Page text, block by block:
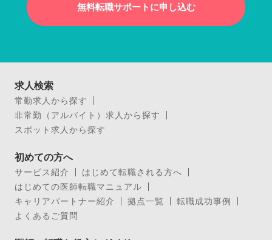
無料転職サポートに申し込む
求人検索
常勤求人から探す
非常勤（アルバイト）求人から探す
スポット求人から探す
初めての方へ
サービス紹介
はじめて転職される方へ
はじめての医師転職マニュアル
キャリアパートナー紹介
拠点一覧
転職成功事例
よくあるご質問